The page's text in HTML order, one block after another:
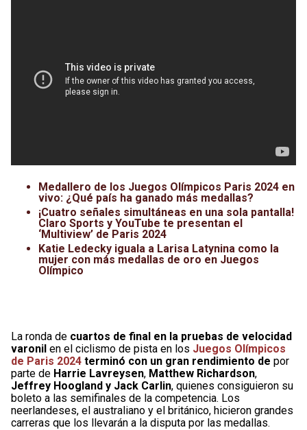
Medallero de los Juegos Olímpicos Paris 2024 en
vivo: ¿Qué país ha ganado más medallas?
¡Cuatro señales simultáneas en una sola pantalla!
Claro Sports y YouTube te presentan el
‘Multiview’ de Paris 2024
Katie Ledecky iguala a Larisa Latynina como la
mujer con más medallas de oro en Juegos
Olímpico
La ronda de cuartos de final en la pruebas de velocidad
varonil en el ciclismo de pista en los Juegos Olímpicos
de Paris 2024 terminó con un gran rendimiento de por
parte de Harrie Lavreysen, Matthew Richardson,
Jeffrey Hoogland y Jack Carlin, quienes consiguieron su
boleto a las semifinales de la competencia. Los
neerlandeses, el australiano y el británico, hicieron grandes
carreras que los llevarán a la disputa por las medallas.